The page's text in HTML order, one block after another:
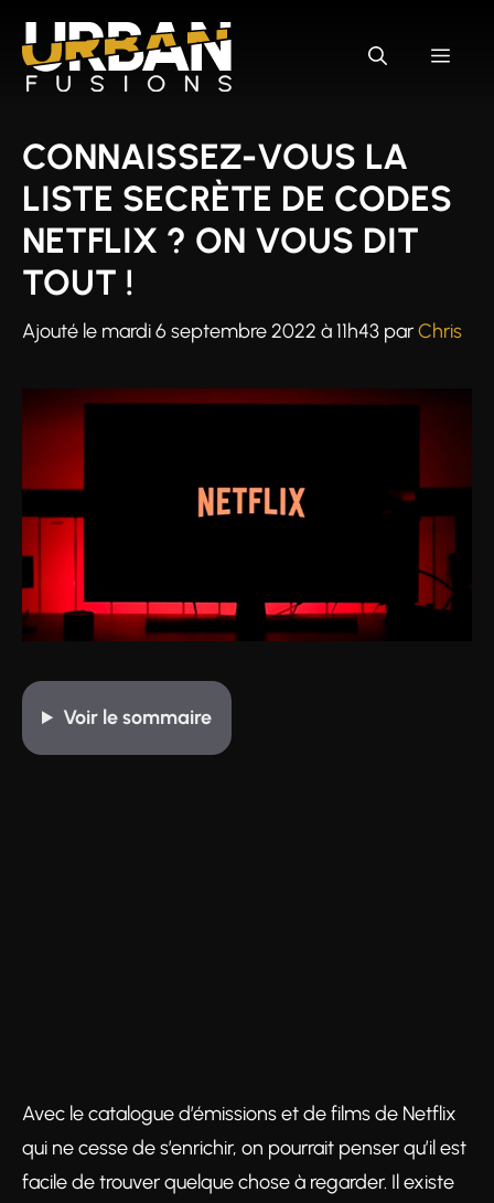
contenu
CONNAISSEZ-VOUS LA
LISTE SECRÈTE DE CODES
NETFLIX ? ON VOUS DIT
TOUT !
Ajouté le mardi 6 septembre 2022 à 11h43 parChris
Voir le sommaire
Avec le catalogue d’émissions et de films de Netflix
qui ne cesse de s’enrichir, on pourrait penser qu’il est
facile de trouver quelque chose à regarder. Il existe